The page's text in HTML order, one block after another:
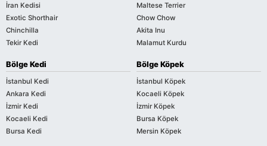
İran Kedisi
Exotic Shorthair
Chinchilla
Tekir Kedi
Maltese Terrier
Chow Chow
Akita Inu
Malamut Kurdu
Bölge Kedi
İstanbul Kedi
Ankara Kedi
İzmir Kedi
Kocaeli Kedi
Bursa Kedi
Bölge Köpek
İstanbul Köpek
Kocaeli Köpek
İzmir Köpek
Bursa Köpek
Mersin Köpek